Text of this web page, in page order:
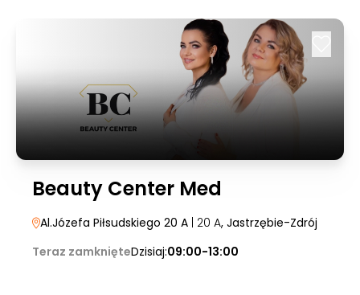
Beauty Center Med
Al.Józefa Piłsudskiego 20 A | 20 A, Jastrzębie-Zdrój
Teraz zamknięteDzisiaj:09:00-13:00